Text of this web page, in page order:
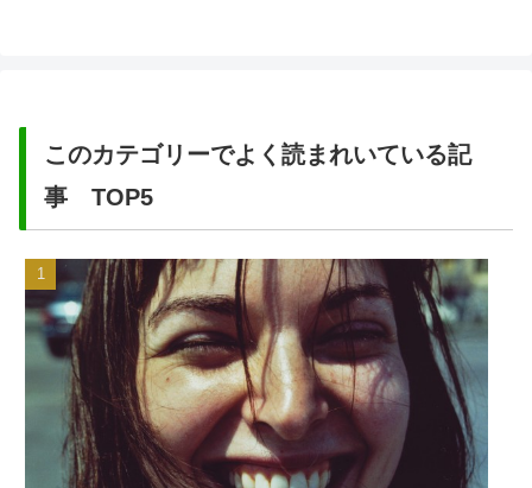
このカテゴリーでよく読まれいている記
事 TOP5